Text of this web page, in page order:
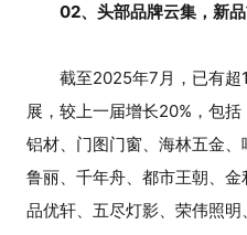
02、头部品牌云集，新
截至2025年7月，已有
展，较上一届增长20%，包
铝材、门图门窗、海林五金、
鲁丽、千年舟、都市王朝、金
品优轩、五尽灯影、荣伟照